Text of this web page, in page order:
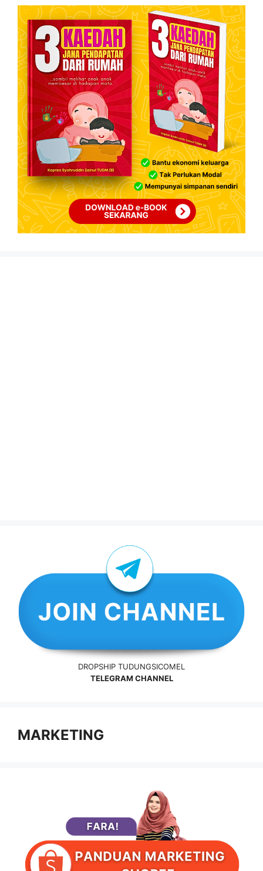
DROPSHIP TUDUNGSICOMEL
TELEGRAM CHANNEL
MARKETING